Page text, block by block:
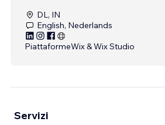
DL, IN
English, Nederlands
PiattaformeWix & Wix Studio
Servizi